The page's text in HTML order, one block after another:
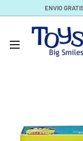
contenido
ENVIO
toystime.com